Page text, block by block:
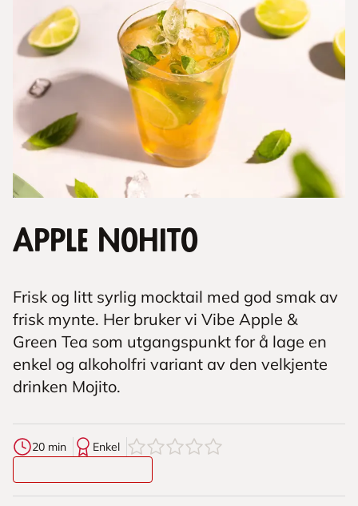
Apple Nohito
Frisk og litt syrlig mocktail med god smak av
frisk mynte. Her bruker vi Vibe Apple &
Green Tea som utgangspunkt for å lage en
enkel og alkoholfri variant av den velkjente
drinken Mojito.
20 min Enkel 0av5stjerner